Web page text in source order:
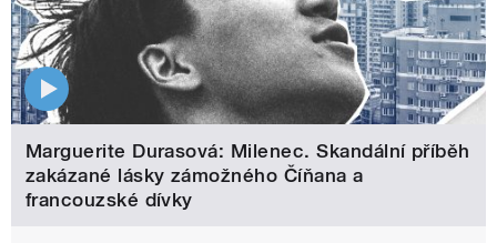
Marguerite Durasová: Milenec. Skandální příběh
zakázané lásky zámožného Číňana a
francouzské dívky